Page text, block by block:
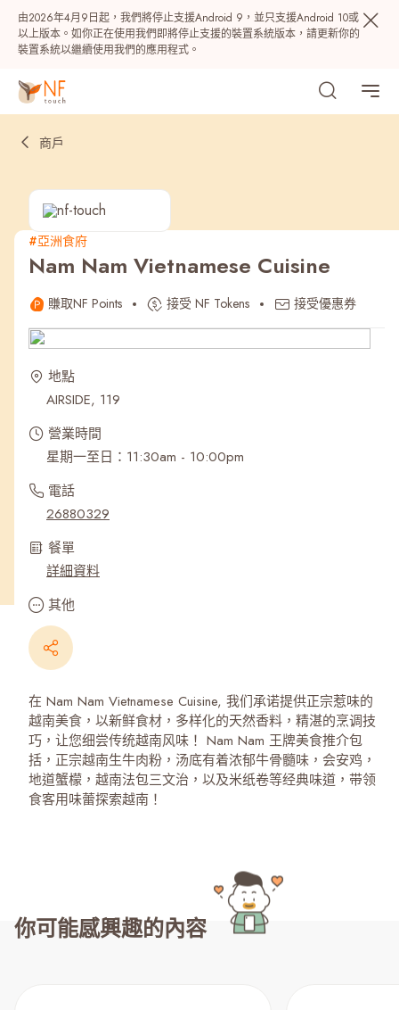
由2026年4月9日起，我們將停止支援Android 9，並只支援Android 10或
以上版本。如你正在使用我們即將停止支援的裝置系統版本，請更新你的
裝置系統以繼續使用我們的應用程式。
熱門
最近搜尋紀錄
商戶
#亞洲食府
Nam Nam Vietnamese Cuisine
賺取NF Points 接受 NF Tokens 接受優惠券
地點
AIRSIDE, 119
營業時間
星期一至日：11:30am - 10:00pm
電話
26880329
餐單
詳細資料
其他
在 Nam Nam Vietnamese Cuisine, 我们承诺提供正宗惹味的
越南美食，以新鲜食材，多样化的天然香料，精湛的烹调技
巧，让您细尝传统越南风味！ Nam Nam 王牌美食推介包
括，正宗越南生牛肉粉，汤底有着浓郁牛骨髓味，会安鸡，
地道蟹檬，越南法包三文治，以及米纸卷等经典味道，带领
食客用味蕾探索越南！
你可能感興趣的內容